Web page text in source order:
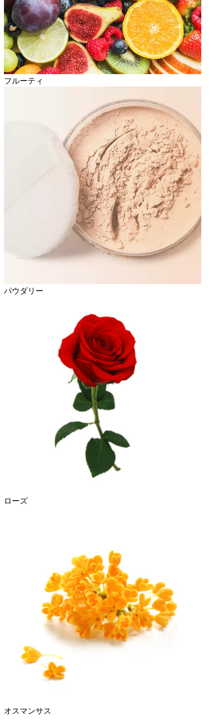
フルーティ
パウダリー
ローズ
オスマンサス